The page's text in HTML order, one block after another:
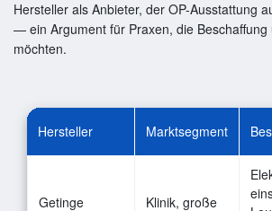
Hersteller als Anbieter, der OP-Ausstattung
— ein Argument für Praxen, die Beschaffung
möchten.
Hersteller Marktsegment
Getinge
Klinik, große